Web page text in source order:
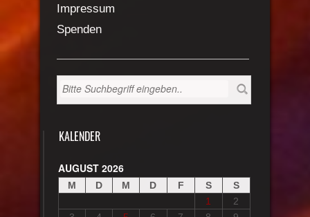
Impressum
Spenden
KALENDER
AUGUST 2026
M D M D F S
S
1
2